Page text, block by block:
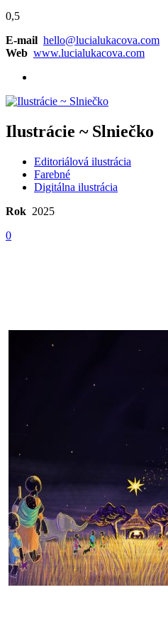
0,5
E-mail hello@lucialukacova.com
Web www.lucialukacova.com
Ilustrácie ~ Slniečko
Editoriálová ilustrácia
Farebné
Digitálna ilustrácia
Rok 2025
0